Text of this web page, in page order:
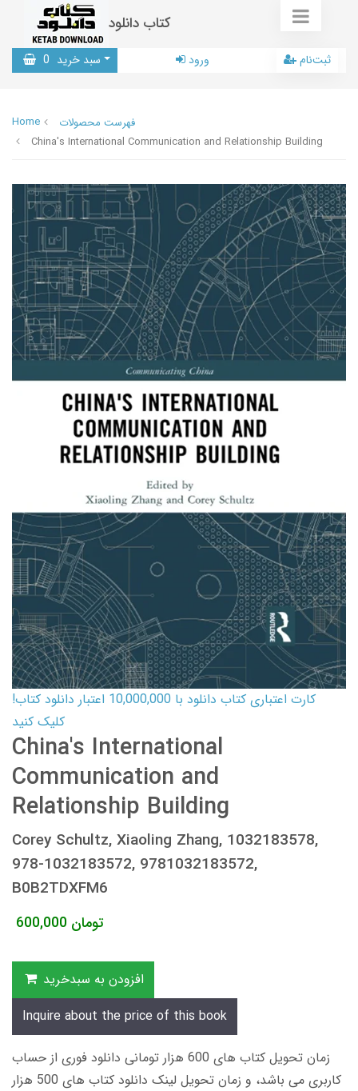
کتاب دانلود
سبد خرید 0 ورود ثبت‌نام
Home
فهرست محصولات
China's International Communication and Relationship Building
کارت اعتباری کتاب دانلود با 10,000,000 اعتبار دانلود کتاب!
کلیک کنید
China's International
Communication and
Relationship Building
Corey Schultz, Xiaoling Zhang, 1032183578,
978-1032183572, 9781032183572,
B0B2TDXFM6
600,000 تومان
افزودن به سبدخرید
Inquire about the price of this book
زمان تحویل کتاب های 600 هزار تومانی دانلود فوری از حساب
کاربری می باشد، و زمان تحویل لینک دانلود کتاب های 500 هزار